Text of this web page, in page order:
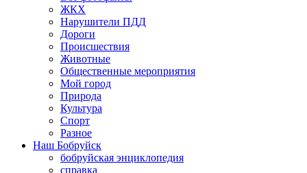
ЖКХ
Нарушители ПДД
Дороги
Происшествия
Животные
Общественные мероприятия
Мой город
Природа
Культура
Спорт
Разное
Наш Бобруйск
бобруйская энциклопедия
справка